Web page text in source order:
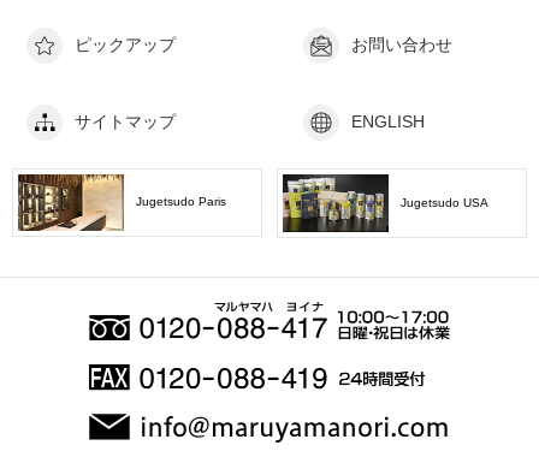
ピックアップ お問い合わせ
サイトマップ ENGLISH
Jugetsudo Paris Jugetsudo USA